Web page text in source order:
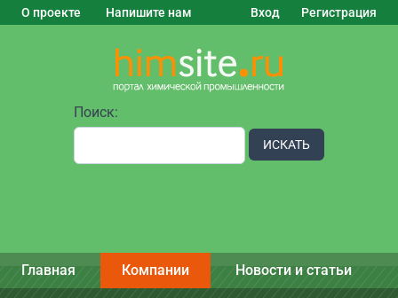
О проекте Напишите нам Вход Регистрация
Поиск:
ИСКАТЬ
Главная Компании Новости и статьи